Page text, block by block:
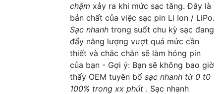
chậm xảy ra khi mức sạc tăng. Đây là
bản chất của việc sạc pin Li Ion / LiPo.
Sạc nhanh trong suốt chu kỳ sạc đang
đẩy năng lượng vượt quá mức cần
thiết và chắc chắn sẽ làm hỏng pin
của bạn - Gợi ý: Bạn sẽ không bao giờ
thấy OEM tuyên bố sạc nhanh từ 0 t0
100% trong xx phút . Sạc nhanh